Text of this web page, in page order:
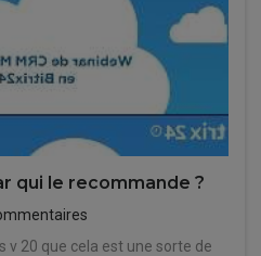
qui le recommande ?
v 20 que cela est une sorte de